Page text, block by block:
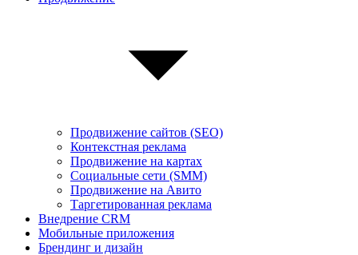
Продвижение сайтов (SEO)
Контекстная реклама
Продвижение на картах
Социальные сети (SMM)
Продвижение на Авито
Таргетированная реклама
Внедрение CRM
Мобильные приложения
Брендинг и дизайн